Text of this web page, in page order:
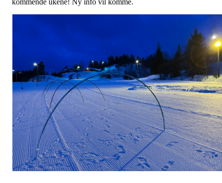
kommende ukene! Ny info vil komme.